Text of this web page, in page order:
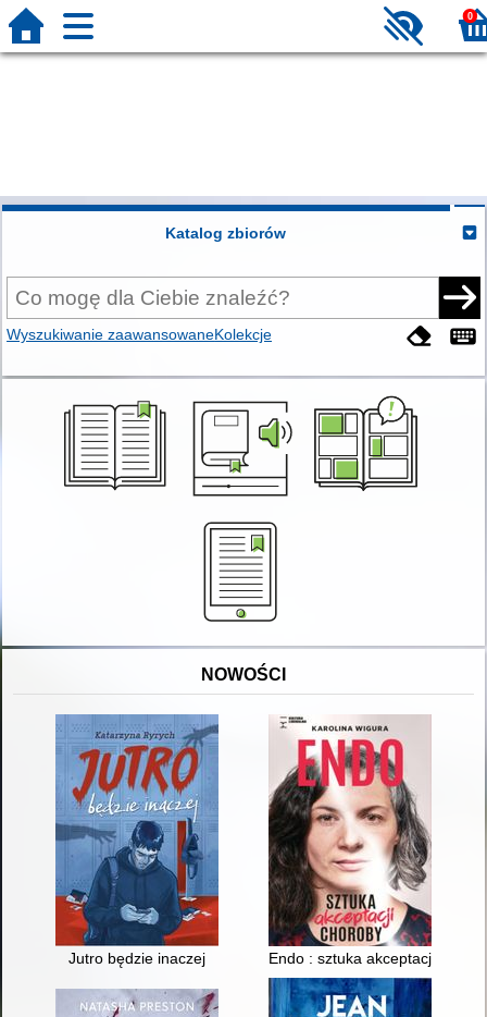
0
Katalog zbiorów
Wyszukiwanie zaawansowaneKolekcje
NOWOŚCI
Jutro będzie inaczej Endo : sztuka akceptacji